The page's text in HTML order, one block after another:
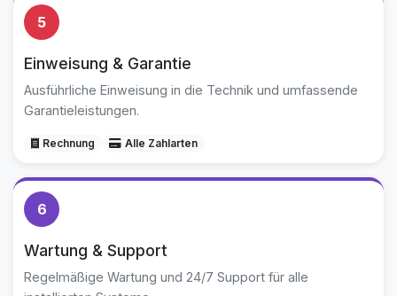
5
Einweisung & Garantie
Ausführliche Einweisung in die Technik und umfassende
Garantieleistungen.
Rechnung Alle Zahlarten
6
Wartung & Support
Regelmäßige Wartung und 24/7 Support für alle